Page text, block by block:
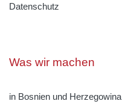
Datenschutz
Was wir machen
in Bosnien und Herzegowina